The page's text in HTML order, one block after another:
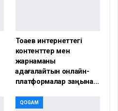
Тоқаев интернеттегі
контенттер мен
жарнаманы
қадағалайтын онлайн-
платформалар заңына…
QOGAM